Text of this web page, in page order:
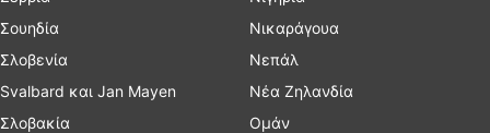
Σουηδία
Σλοβενία
Svalbard και Jan Mayen
Σλοβακία
Νικαράγουα
Νεπάλ
Νέα Ζηλανδία
Ομάν